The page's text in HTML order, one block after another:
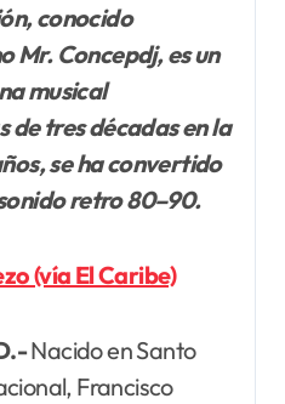
Mr. Concepdj, es un
musical
de tres décadas en la
se ha convertido
retro 80–90.
(vía El Caribe)
Nacido en Santo
Francisco